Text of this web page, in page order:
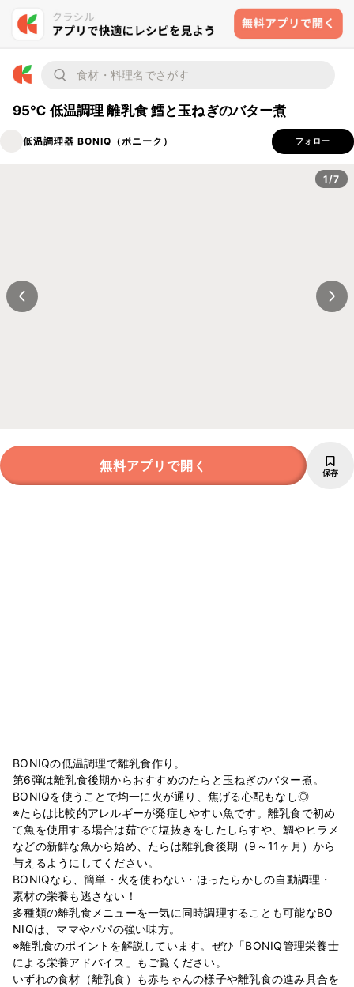
95℃ 低温調理 離乳食 鱈と玉ねぎのバター煮
低温調理器 BONIQ（ボニーク） フォロー
1/7
無料アプリで開く 保存
BONIQの低温調理で離乳食作り。
第6弾は離乳食後期からおすすめのたらと玉ねぎのバター煮。
BONIQを使うことで均一に火が通り、焦げる心配もなし◎
※たらは比較的アレルギーが発症しやすい魚です。離乳食で初め
て魚を使用する場合は茹でて塩抜きをしたしらすや、鯛やヒラメ
などの新鮮な魚から始め、たらは離乳食後期（9～11ヶ月）から
与えるようにしてください。
BONIQなら、簡単・火を使わない・ほったらかしの自動調理・
素材の栄養も逃さない！
多種類の離乳食メニューを一気に同時調理することも可能なBO
NIQは、ママやパパの強い味方。
※離乳食のポイントを解説しています。ぜひ「BONIQ管理栄養士
による栄養アドバイス」もご覧ください。
いずれの食材（離乳食）も赤ちゃんの様子や離乳食の進み具合を